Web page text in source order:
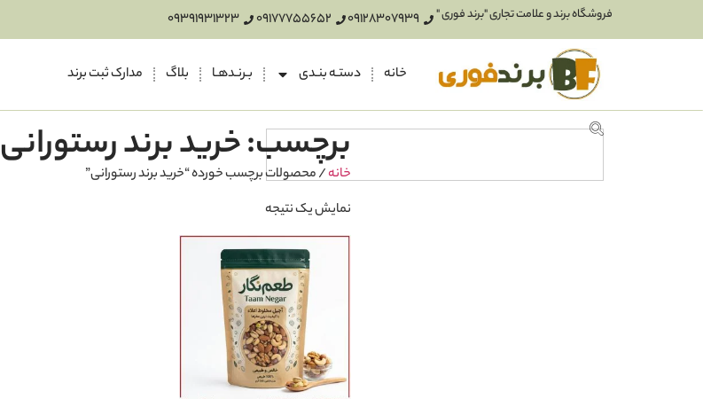
فروشگاه برند و علامت تجاری "برند فوری " 09128307939
09177755652
09391931323
خانه دستـه بنـدی بـرنـدهـا بلاگ مدارک ثبت برند
برچسب: خرید برند رستورانی
خانه/ محصولات برچسب خورده “خرید برند رستورانی”
نمایش یک نتیجه